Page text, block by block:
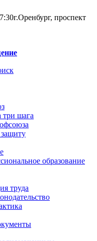
г.Оренбург, проспект
три шага
образование
труда